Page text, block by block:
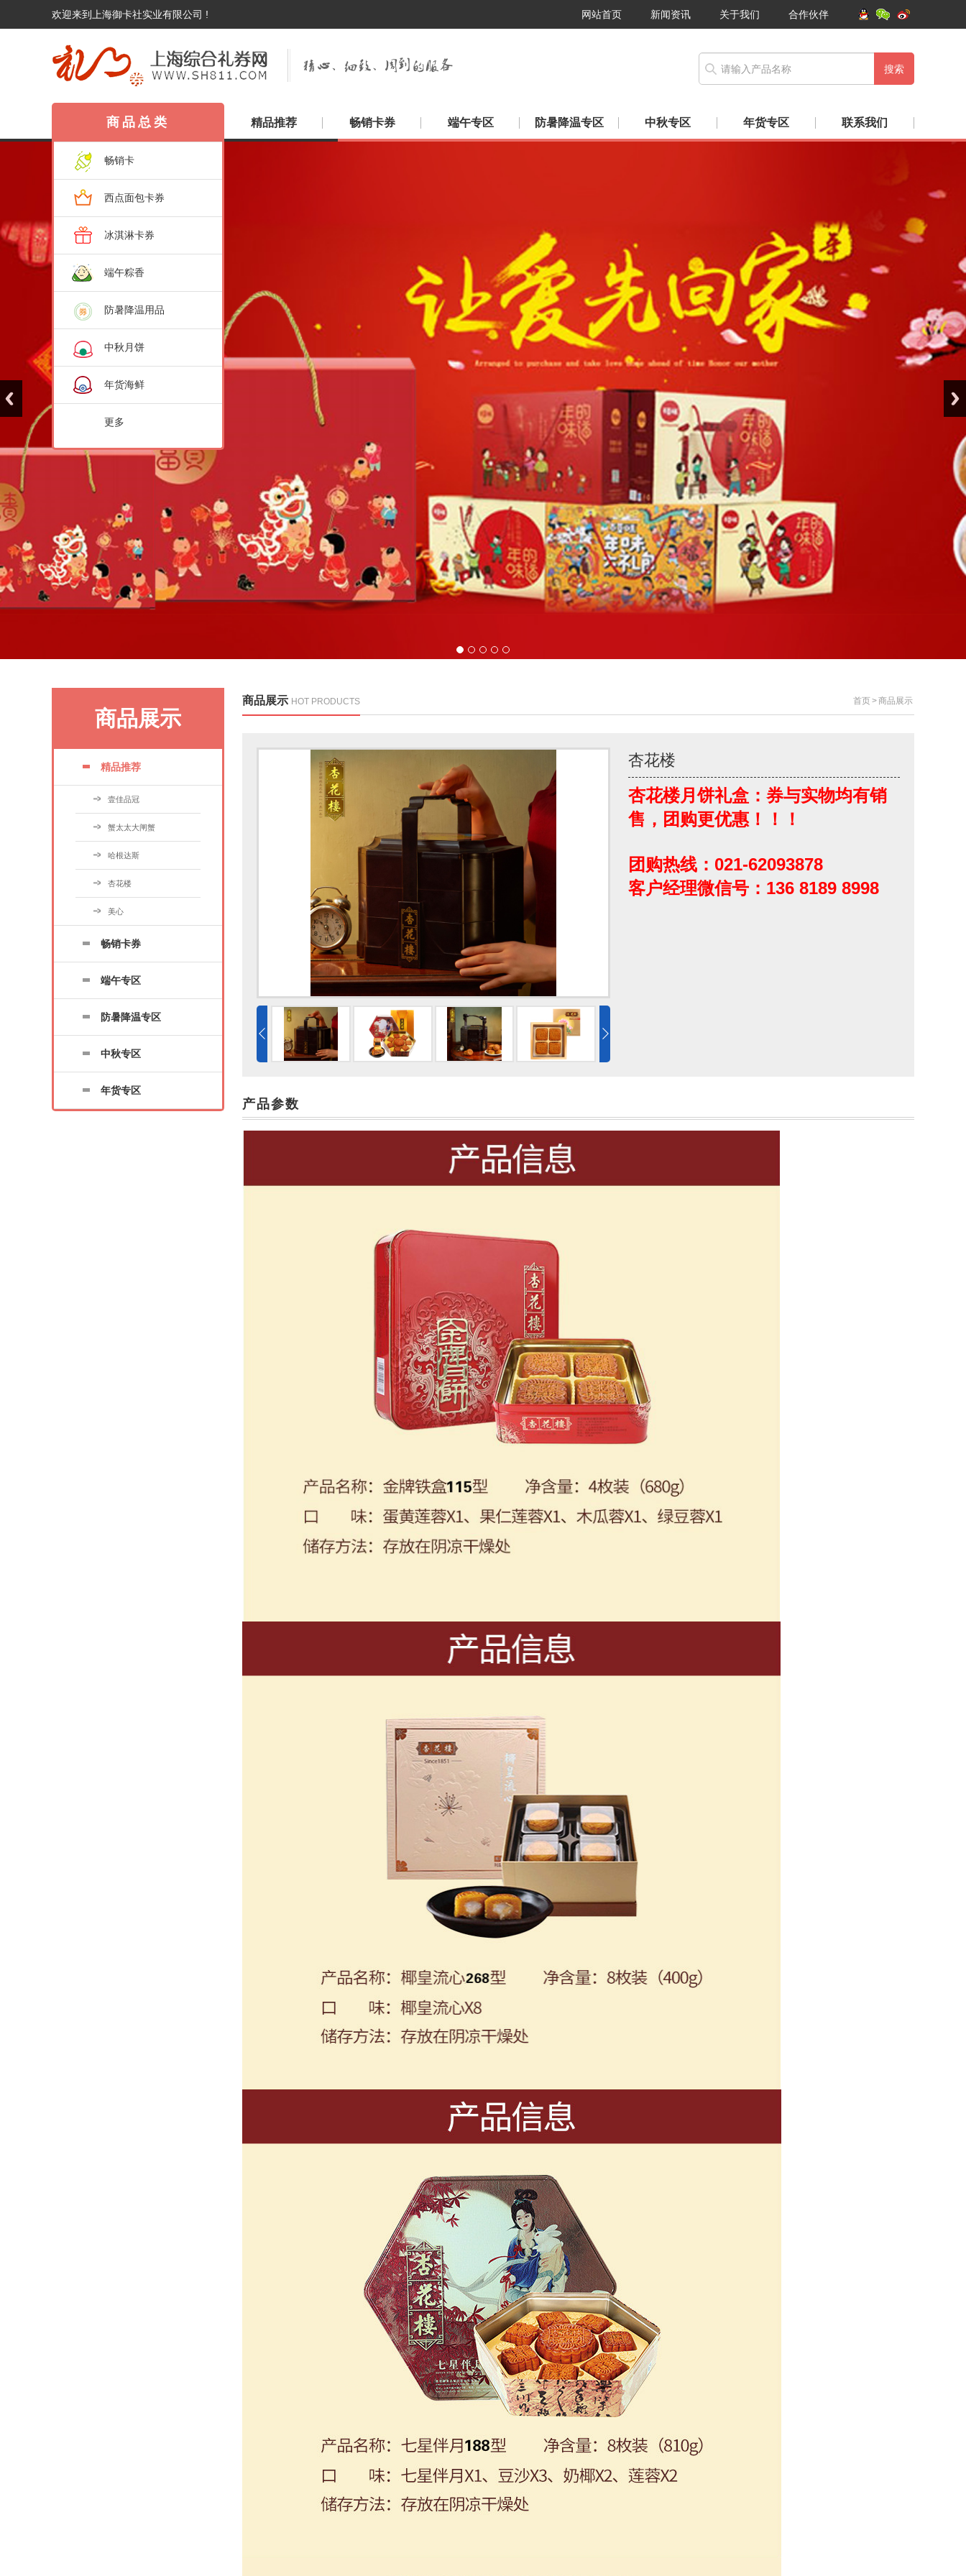
欢迎来到上海御卡社实业有限公司 ! 网站首页 新闻资讯 关于我们 合作伙伴
搜索
商品总类
畅销卡
西点面包卡券
冰淇淋卡券
端午粽香
防暑降温用品
中秋月饼
年货海鲜
更多
精品推荐 畅销卡券 端午专区 防暑降温专区 中秋专区 年货专区 联系我们
1 2 3 4 5
商品展示
精品推荐
壹佳品冠
蟹太太大闸蟹
哈根达斯
杏花楼
美心
畅销卡券
端午专区
防暑降温专区
中秋专区
年货专区
商品展示 HOT PRODUCTS 首页>商品展示
杏花楼
杏花楼月饼礼盒：券与实物均有销
售，团购更优惠！！！
团购热线：021-62093878
客户经理微信号：136 8189 8998
产品参数